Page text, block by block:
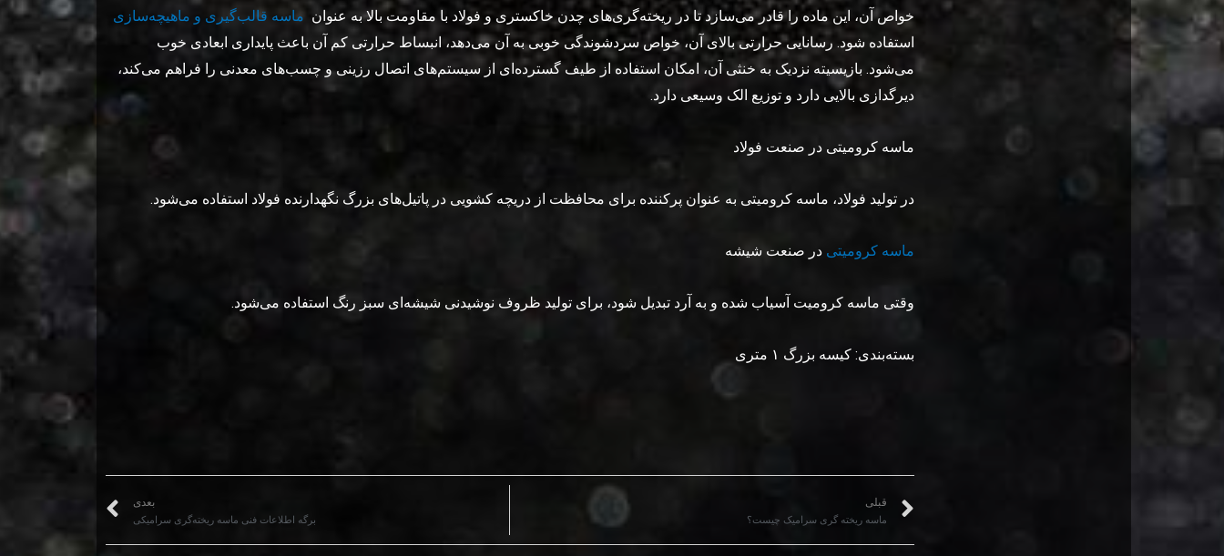
خواص آن، این ماده را قادر می‌سازد تا در ریخته‌گری‌های چدن خاکستری و فولاد با مقاومت بالا به عنوان ماسه قالب‌گیری و ماهیچه‌سازی
استفاده شود. رسانایی حرارتی بالای آن، خواص سردشوندگی خوبی به آن می‌دهد، انبساط حرارتی کم آن باعث پایداری ابعادی خوب
می‌شود. بازیسیته نزدیک به خنثی آن، امکان استفاده از طیف گسترده‌ای از سیستم‌های اتصال رزینی و چسب‌های معدنی را فراهم می‌کند،
دیرگدازی بالایی دارد و توزیع الک وسیعی دارد.
ماسه کرومیتی در صنعت فولاد
در تولید فولاد، ماسه کرومیتی به عنوان پرکننده برای محافظت از دریچه کشویی در پاتیل‌های بزرگ نگهدارنده فولاد استفاده می‌شود.
ماسه کرومیتی در صنعت شیشه
وقتی ماسه کرومیت آسیاب شده و به آرد تبدیل شود، برای تولید ظروف نوشیدنی شیشه‌ای سبز رنگ استفاده می‌شود.
بسته‌بندی: کیسه بزرگ ۱ متری
قبلی
ماسه ریخته گری سرامیک چیست؟
بعدی
برگه اطلاعات فنی ماسه ریخته‌گری سرامیکی